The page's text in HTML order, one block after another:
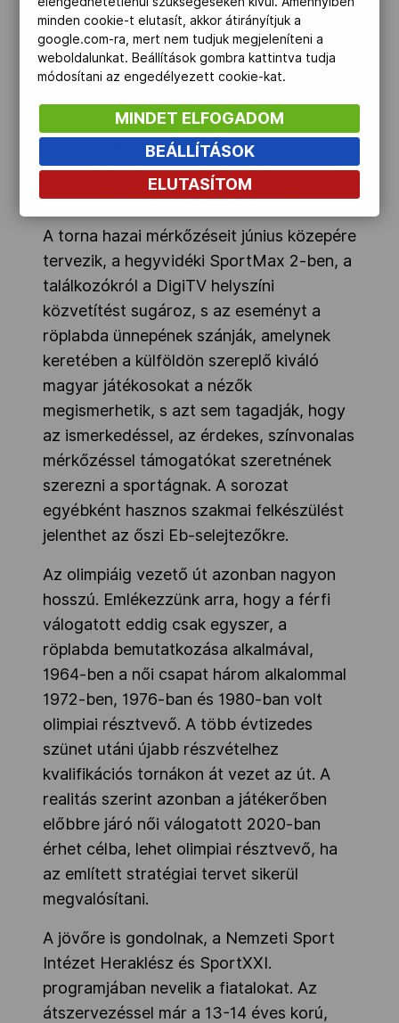
részletesen elmondta, hogy a májusban
kezdődő sorozaton 12 mérkőzés vár a női
válogatottra. A június, júliusi időpont
bajnokságok is befejeződnek, s így a
légiósként szereplő 16 legjobb magyar
játékos is rendelkezésre állhat, Horváth
Dórival és Filipovics Anitával az élen.
A torna hazai mérkőzéseit június közepére
tervezik, a hegyvidéki SportMax 2-ben, a
találkozókról a DigiTV helyszíni
közvetítést sugároz, s az eseményt a
röplabda ünnepének szánják, amelynek
keretében a külföldön szereplő kiváló
magyar játékosokat a nézők
megismerhetik, s azt sem tagadják, hogy
az ismerkedéssel, az érdekes, színvonalas
mérkőzéssel támogatókat szeretnének
szerezni a sportágnak. A sorozat
egyébként hasznos szakmai felkészülést
jelenthet az őszi Eb-selejtezőkre.
Az olimpiáig vezető út azonban nagyon
hosszú. Emlékezzünk arra, hogy a férfi
válogatott eddig csak egyszer, a
röplabda bemutatkozása alkalmával,
1964-ben a női csapat három alkalommal
1972-ben, 1976-ban és 1980-ban volt
olimpiai résztvevő. A több évtizedes
szünet utáni újabb részvételhez
kvalifikációs tornákon át vezet az út. A
realitás szerint azonban a játékerőben
előbbre járó női válogatott 2020-ban
érhet célba, lehet olimpiai résztvevő, ha
az említett stratégiai tervet sikerül
megvalósítani.
A jövőre is gondolnak, a Nemzeti Sport
Intézet Heraklész és SportXXI.
programjában nevelik a fiatalokat. Az
átszervezéssel már a 13-14 éves korú,
minden cookie-t elutasít, akkor átirányítjuk a
google.com-ra, mert nem tudjuk megjeleníteni a
weboldalunkat. Beállítások gombra kattintva tudja
módosítani az engedélyezett cookie-kat.
MINDET ELFOGADOM
BEÁLLÍTÁSOK
ELUTASÍTOM